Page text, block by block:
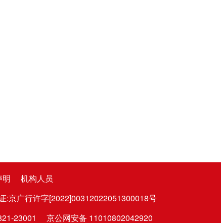
明
机构人员
:京广行许字[2022]00312022051300018号
23001 京公网安备 11010802042920